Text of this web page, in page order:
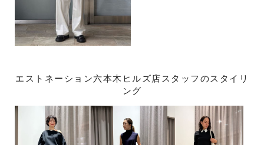
エストネーション六本木ヒルズ店スタッフのスタイリ
ング